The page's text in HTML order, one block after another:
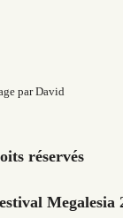
par David
réservés
Megalesia